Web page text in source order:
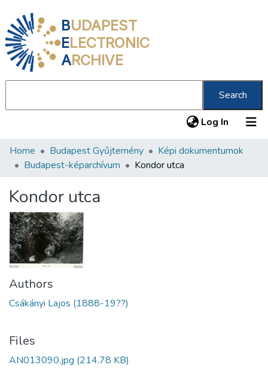
BUDAPEST
ELECTRONIC
ARCHIVE
Search
Log In (current)
Communities & Collections
Statistics
About us
Home Budapest Gyűjtemény
Képi dokumentumok
Budapest-képarchívum
Kondor utca
Kondor utca
Authors
Csákányi Lajos (1888-19??)
Files
AN013090.jpg (214.78 KB)